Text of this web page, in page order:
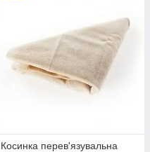
Косинка перев'язувальна